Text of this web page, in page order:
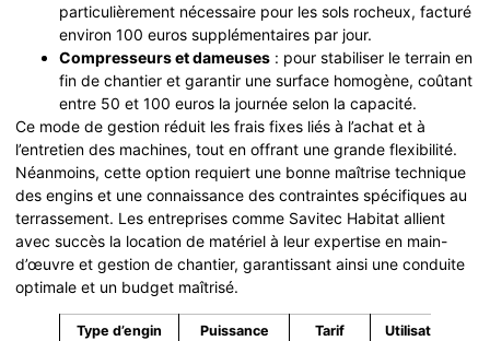
particulièrement nécessaire pour les sols rocheux, facturé
environ 100 euros supplémentaires par jour.
Compresseurs et dameuses : pour stabiliser le terrain en
fin de chantier et garantir une surface homogène, coûtant
entre 50 et 100 euros la journée selon la capacité.
Ce mode de gestion réduit les frais fixes liés à l’achat et à
l’entretien des machines, tout en offrant une grande flexibilité.
Néanmoins, cette option requiert une bonne maîtrise technique
des engins et une connaissance des contraintes spécifiques au
terrassement. Les entreprises comme Savitec Habitat allient
avec succès la location de matériel à leur expertise en main-
d’œuvre et gestion de chantier, garantissant ainsi une conduite
optimale et un budget maîtrisé.
Type d’engin
Puissance
Tarif
Utilisations